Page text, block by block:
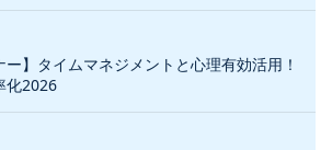
ー】タイムマネジメントと心理有効活用！
化2026